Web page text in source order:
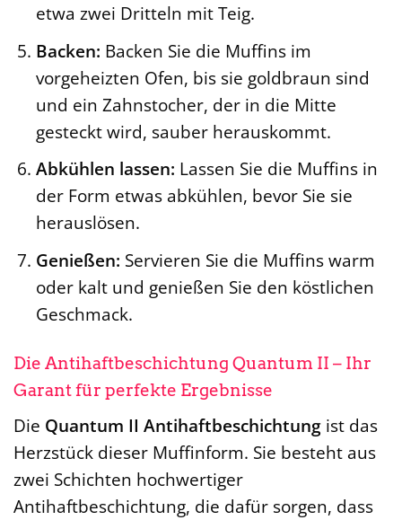
etwa zwei Dritteln mit Teig.
Backen: Backen Sie die Muffins im
vorgeheizten Ofen, bis sie goldbraun sind
und ein Zahnstocher, der in die Mitte
gesteckt wird, sauber herauskommt.
Abkühlen lassen: Lassen Sie die Muffins in
der Form etwas abkühlen, bevor Sie sie
herauslösen.
Genießen: Servieren Sie die Muffins warm
oder kalt und genießen Sie den köstlichen
Geschmack.
Die Antihaftbeschichtung Quantum II – Ihr
Garant für perfekte Ergebnisse
Die Quantum II Antihaftbeschichtung ist das
Herzstück dieser Muffinform. Sie besteht aus
zwei Schichten hochwertiger
Antihaftbeschichtung, die dafür sorgen, dass